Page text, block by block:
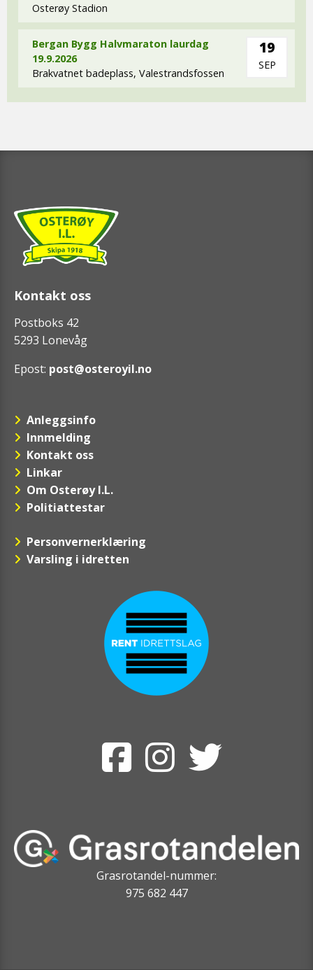
Osterøy Stadion
Bergan Bygg Halvmaraton laurdag
19.9.2026
Brakvatnet badeplass, Valestrandsfossen
19
SEP
Kontakt oss
Postboks 42
5293 Lonevåg
Epost: post@osteroyil.no
Anleggsinfo
Innmelding
Kontakt oss
Linkar
Om Osterøy I.L.
Politiattestar
Personvernerklæring
Varsling i idretten
Grasrotandel-nummer:
975 682 447